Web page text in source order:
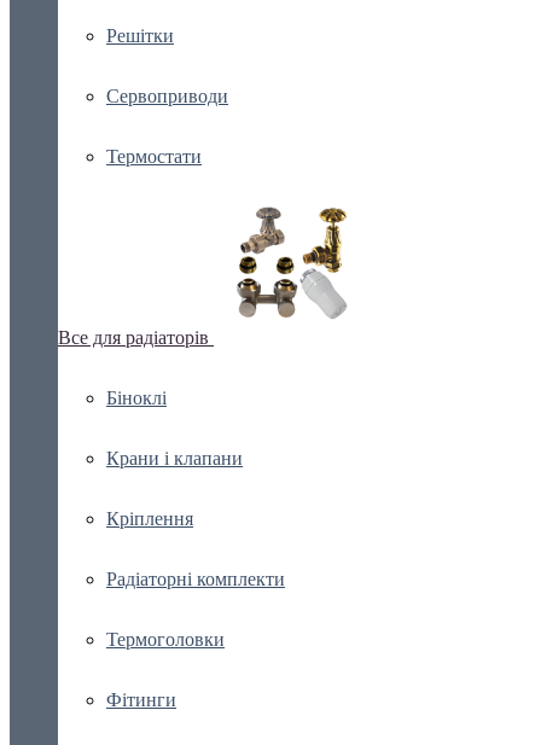
Решітки
Сервоприводи
Термостати
Все для радіаторів
Біноклі
Крани і клапани
Кріплення
Радіаторні комплекти
Термоголовки
Фітинги